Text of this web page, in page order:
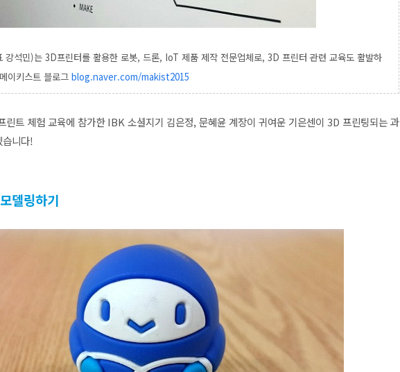
석민)는 3D프린터를 활용한 로봇, 드론, IoT 제품 제작 전문업체로, 3D 프린터 관련 교육도 활발하
메이키스트 블로그 blog.naver.com/makist2015
린트 체험 교육에 참가한 IBK 소셜지기 김은정, 문혜윤 계장이 귀여운 기은센이 3D 프린팅되는 과
니다!
델링하기